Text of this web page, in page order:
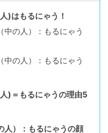
)はもるにゃう！
中の人）：もるにゃう
中の人）：もるにゃう
)＝もるにゃうの理由5
人）：もるにゃうの顔